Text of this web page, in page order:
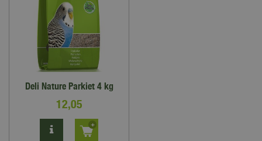
Deli Nature Parkiet 4 kg
12,05